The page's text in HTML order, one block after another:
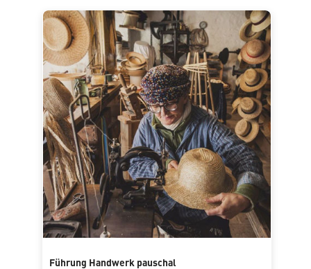
Führung Handwerk pauschal